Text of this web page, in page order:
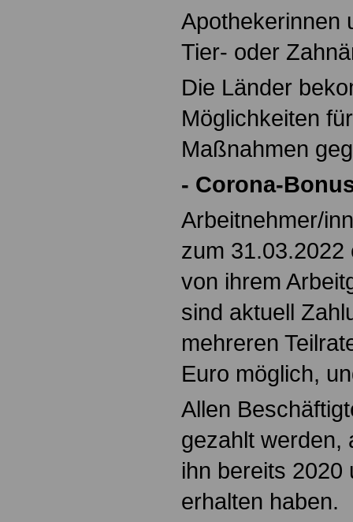
Apothekerinnen
Tier- oder
Die Länder
Möglichkeiten
Maßnahmen
- Corona-
Arbeitnehmer/
zum
von ihrem
sind aktuell
mehreren
Euro möglich,
Allen
gezahlt werden,
ihn bereits 2020
erhalten haben.